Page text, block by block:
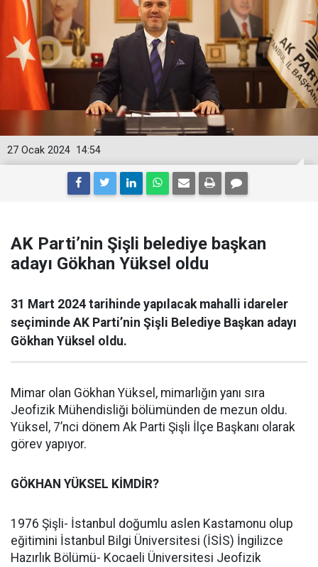
14:54
27 Ocak 2024
AK Parti’nin Şişli belediye başkan
adayı Gökhan Yüksel oldu
31 Mart 2024 tarihinde yapılacak mahalli idareler
seçiminde AK Parti’nin Şişli Belediye Başkan adayı
Gökhan Yüksel oldu.
Mimar olan Gökhan Yüksel, mimarlığın yanı sıra
Jeofizik Mühendisliği bölümünden de mezun oldu.
Yüksel, 7’nci dönem Ak Parti Şişli İlçe Başkanı olarak
görev yapıyor.
GÖKHAN YÜKSEL KİMDİR?
1976 Şişli- İstanbul doğumlu aslen Kastamonu olup
eğitimini İstanbul Bilgi Üniversitesi (İSİS) İngilizce
Hazırlık Bölümü- Kocaeli Üniversitesi Jeofizik